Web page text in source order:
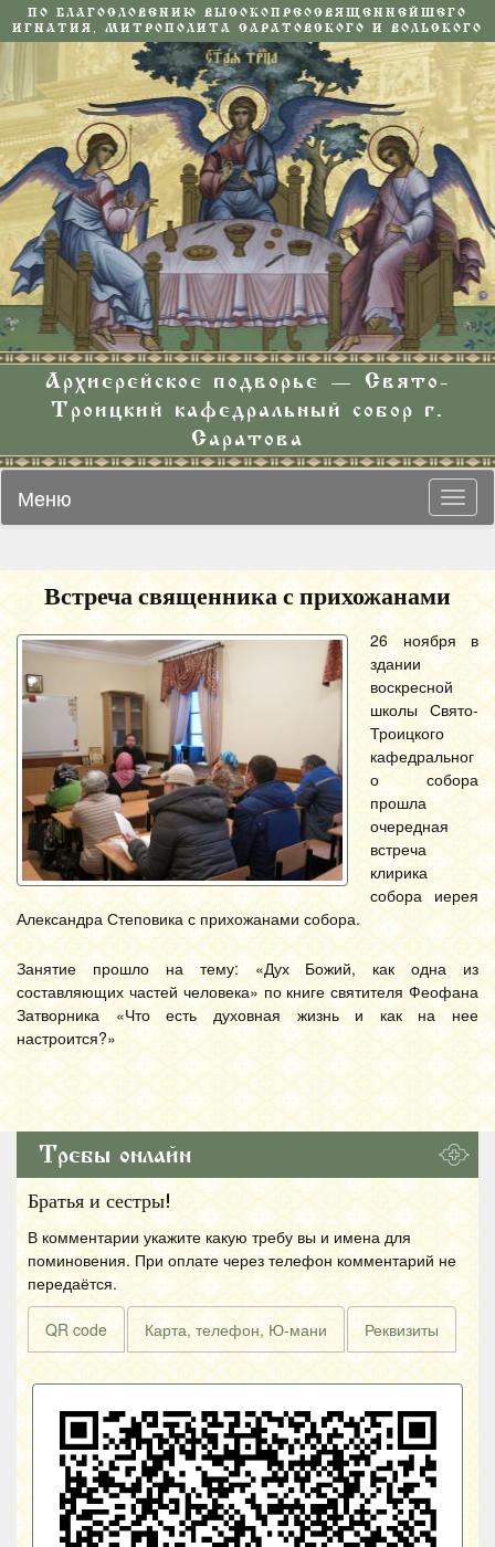
ПО БЛАГОСЛОВЕНИЮ ВЫСОКОПРЕОСВЯЩЕННЕЙШЕГО
ИГНАТИЯ, МИТРОПОЛИТА САРАТОВСКОГО И ВОЛЬСКОГО
Архиерейское подворье — Свято-
Троицкий кафедральный собор г.
Саратова
Меню
Встреча священника с прихожанами
26 ноября в
здании
воскресной
школы Свято-
Троицкого
кафедральног
о собора
прошла
очередная
встреча
клирика
собора иерея
Александра Степовика с прихожанами собора.
Занятие прошло на тему: «Дух Божий, как одна из
составляющих частей человека» по книге святителя Феофана
Затворника «Что есть духовная жизнь и как на нее
настроится?»
Требы онлайн
Братья и сестры!
В комментарии укажите какую требу вы и имена для
поминовения. При оплате через телефон комментарий не
передаётся.
QR code Карта, телефон, Ю-мани Реквизиты